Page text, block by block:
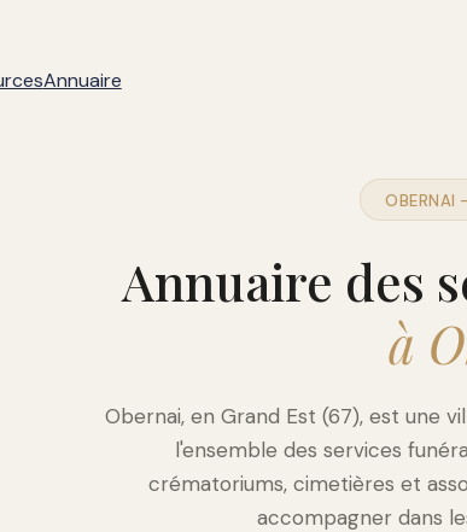
Annuaire
OBERNAI
Annuaire des
à
Obernai, en Grand Est (67), est une
l'ensemble des services
crématoriums, cimetières et
accompagner dans